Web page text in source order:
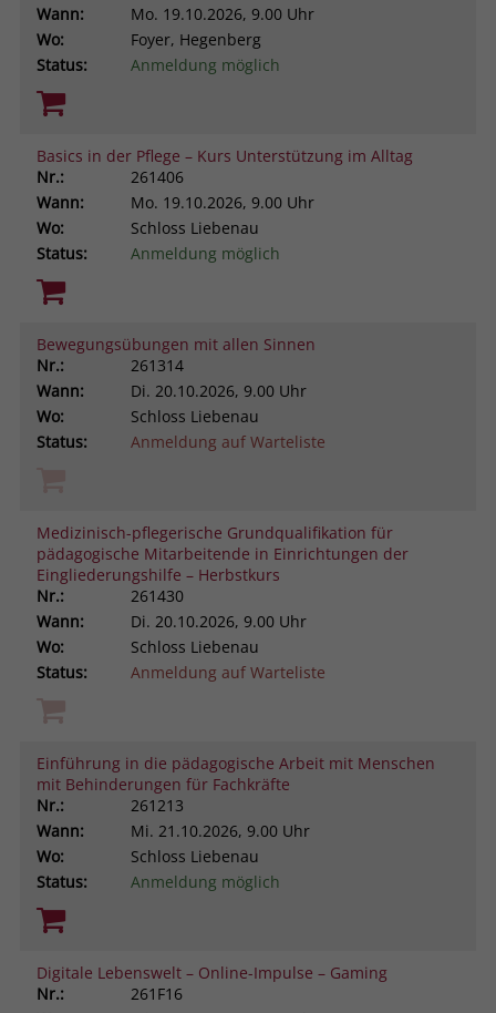
Wann:
Mo. 19.10.2026, 9.00 Uhr
Wo:
Foyer, Hegenberg
Status:
Anmeldung möglich
Basics in der Pflege – Kurs Unterstützung im Alltag
Nr.:
261406
Wann:
Mo. 19.10.2026, 9.00 Uhr
Wo:
Schloss Liebenau
Status:
Anmeldung möglich
Bewegungsübungen mit allen Sinnen
Nr.:
261314
Wann:
Di. 20.10.2026, 9.00 Uhr
Wo:
Schloss Liebenau
Status:
Anmeldung auf Warteliste
Medizinisch-pflegerische Grundqualifikation für
pädagogische Mitarbeitende in Einrichtungen der
Eingliederungshilfe – Herbstkurs
Nr.:
261430
Wann:
Di. 20.10.2026, 9.00 Uhr
Wo:
Schloss Liebenau
Status:
Anmeldung auf Warteliste
Einführung in die pädagogische Arbeit mit Menschen
mit Behinderungen für Fachkräfte
Nr.:
261213
Wann:
Mi. 21.10.2026, 9.00 Uhr
Wo:
Schloss Liebenau
Status:
Anmeldung möglich
Digitale Lebenswelt – Online-Impulse – Gaming
Nr.:
261F16